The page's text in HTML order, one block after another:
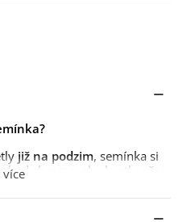
již na podzim, semínka si
chceme, aby kvetly
až v
přesazujemev srpnudo
je přesouváme
více